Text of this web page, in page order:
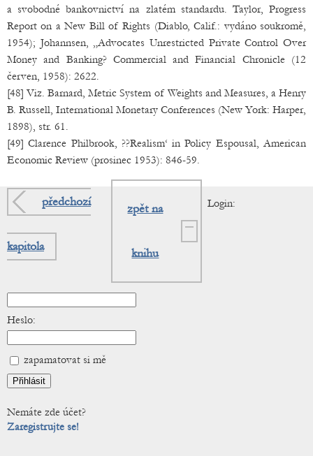
a svobodné bankovnictví na zlatém standardu. Taylor, Progress
Report on a New Bill of Rights (Diablo, Calif.: vydáno soukromě,
1954); Johannsen, „Advocates Unrestricted Private Control Over
Money and Banking? Commercial and Financial Chronicle (12
červen, 1958): 2622.
[48] Viz. Barnard, Metric System of Weights and Measures, a Henry
B. Russell, International Monetary Conferences (New York: Harper,
1898), str. 61.
[49] Clarence Philbrook, ??Realism‘ in Policy Espousal, American
Economic Review (prosinec 1953): 846-59.
předchozí
kapitola
zpět na
knihu
Login:
Heslo:
zapamatovat si mě
Nemáte zde účet?
Zaregistrujte se!